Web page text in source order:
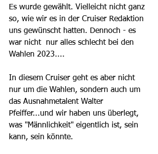
Es wurde gewählt. Vielleicht nicht ganz
so, wie wir es in der Cruiser Redaktion
uns gewünscht hatten. Dennoch - es
war nicht  nur alles schlecht bei den
Wahlen 2023....
In diesem Cruiser geht es aber nicht
nur um die Wahlen, sondern auch um
das Ausnahmetalent Walter
Pfeiffer...und wir haben uns überlegt,
was "Männlichkeit" eigentlich ist, sein
kann, sein könnte.